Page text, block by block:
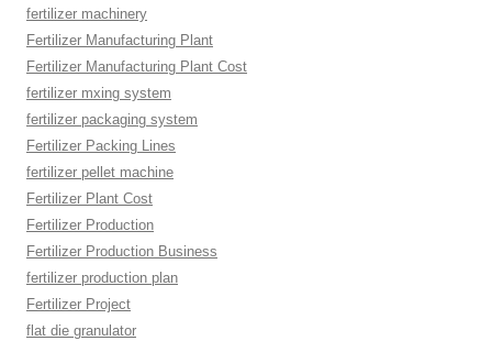
fertilizer machinery
Fertilizer Manufacturing Plant
Fertilizer Manufacturing Plant Cost
fertilizer mxing system
fertilizer packaging system
Fertilizer Packing Lines
fertilizer pellet machine
Fertilizer Plant Cost
Fertilizer Production
Fertilizer Production Business
fertilizer production plan
Fertilizer Project
flat die granulator